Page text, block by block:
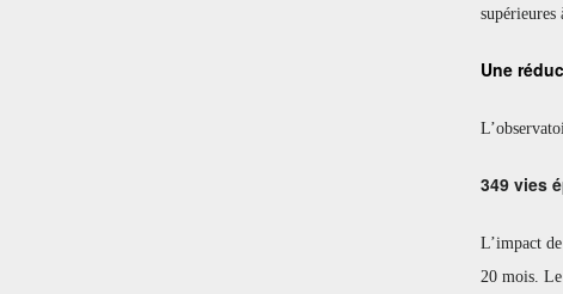
supérieures
Une
349 vies
L’impact
20 mois.